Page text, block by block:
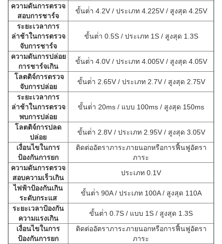
ความดันการตรวจ
สอบการชาร์จ
ขั้นต่ํา 4.2V / ประเภท 4.225V / สูงสุด 4.25V
ระยะเวลาการ
ล่าช้าในการตรวจ
จับการชาร์จ
ขั้นต่ํา 0.5S / ประเภท 1S / สูงสุด 1.3S
ความดันการปล่อย
การชาร์จเกิน
ขั้นต่ํา 4.0V / ประเภท 4.005V / สูงสุด 4.05V
โลตติจ์การตรวจ
จับการปล่อย
ขั้นต่ํา 2.65V / ประเภท 2.7V / สูงสุด 2.75V
ระยะเวลาการ
ล่าช้าในการตรวจ
พบการปล่อย
ขั้นต่ํา 20ms / แบบ 100ms / สูงสุด 150ms
โลตติจ์การปลด
ปล่อย
ขั้นต่ํา 2.8V / ประเภท 2.95V / สูงสุด 3.05V
เงื่อนไขในการ
ป้องกันการยก
ติดต่ออัตราภาระภายนอกหรือการฟื้นฟูอัตรา
ภาระ
ความดันการตรวจ
สอบความเร็วเกิน
ประเภท 0.1V
ไฟฟ้าป้องกันเกิน
ระดับกระแส
ขั้นต่ํา 90A / ประเภท 100A / สูงสุด 110A
ระยะเวลาป้องกัน
ความแรงเกิน
ขั้นต่ํา 0.7S / แบบ 1S / สูงสุด 1.3S
เงื่อนไขในการ
ป้องกันการยก
ติดต่ออัตราภาระภายนอกหรือการฟื้นฟูอัตรา
ภาระ